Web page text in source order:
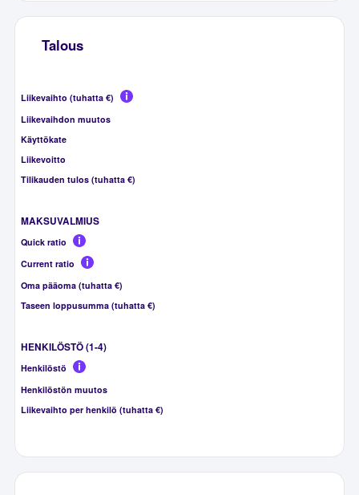
Talous
Liikevaihto (tuhatta €)
Liikevaihdon muutos
Käyttökate
Liikevoitto
Tilikauden tulos (tuhatta €)
MAKSUVALMIUS
Quick ratio
Current ratio
Oma pääoma (tuhatta €)
Taseen loppusumma (tuhatta €)
HENKILÖSTÖ (1-4)
Henkilöstö
Henkilöstön muutos
Liikevaihto per henkilö (tuhatta €)